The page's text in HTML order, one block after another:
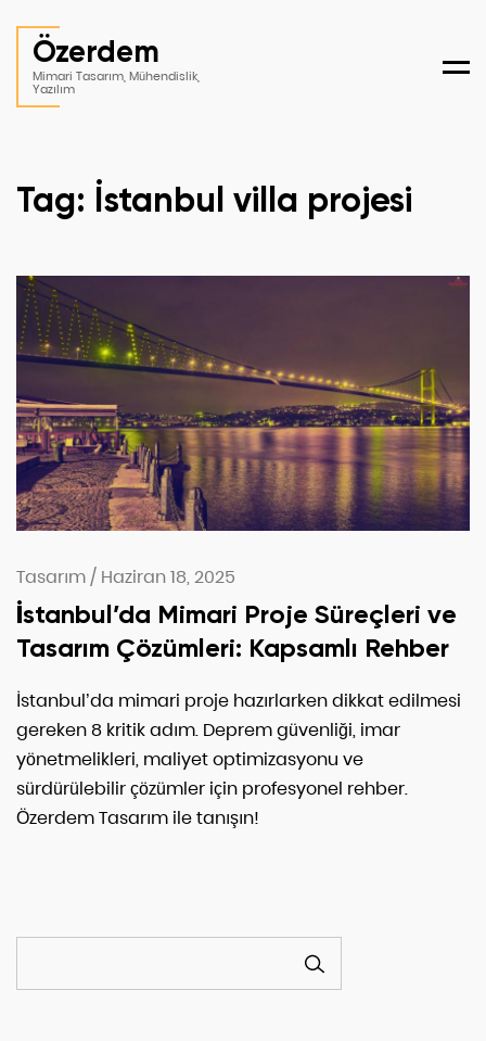
Özerdem
Mimari Tasarım, Mühendislik,
Yazılım
Tag: İstanbul villa projesi
Tasarım/ Haziran 18, 2025
İstanbul’da Mimari Proje Süreçleri ve
Tasarım Çözümleri: Kapsamlı Rehber
İstanbul’da mimari proje hazırlarken dikkat edilmesi
gereken 8 kritik adım. Deprem güvenliği, imar
yönetmelikleri, maliyet optimizasyonu ve
sürdürülebilir çözümler için profesyonel rehber.
Özerdem Tasarım ile tanışın!